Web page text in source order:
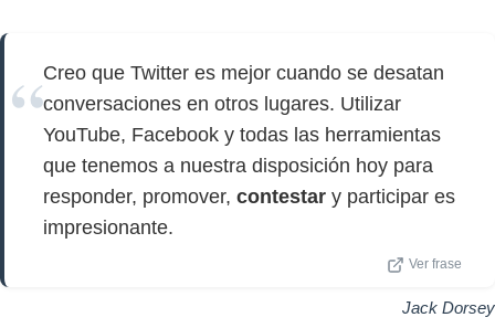
Creo que Twitter es mejor cuando se desatan
conversaciones en otros lugares. Utilizar
YouTube, Facebook y todas las herramientas
que tenemos a nuestra disposición hoy para
responder, promover, contestar y participar es
impresionante.
Ver frase
Jack Dorsey